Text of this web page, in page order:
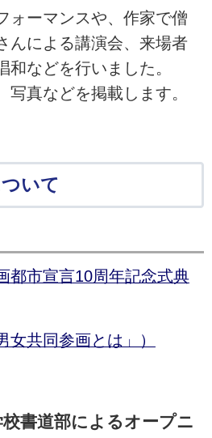
ーマンスや、作家で僧
んによる講演会、来場者
和などを行いました。
写真などを掲載します。
いて
都市宣言10周年記念式典
共同参画とは」）
書道部によるオープニ